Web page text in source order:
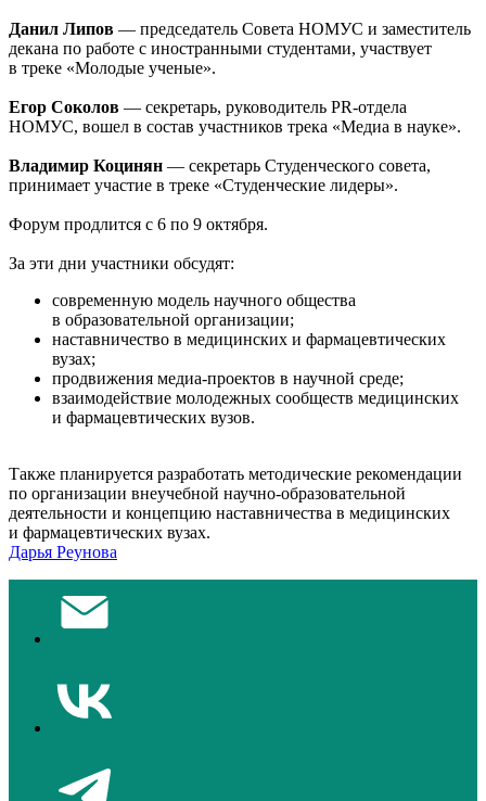
Данил Липов — председатель Совета НОМУС и заместитель
декана по работе с иностранными студентами, участвует
в треке «Молодые ученые».
Егор Соколов — секретарь, руководитель PR-отдела
НОМУС, вошел в состав участников трека «Медиа в науке».
Владимир Коцинян — секретарь Студенческого совета,
принимает участие в треке «Студенческие лидеры».
Форум продлится с 6 по 9 октября.
За эти дни участники обсудят:
современную модель научного общества
в образовательной организации;
наставничество в медицинских и фармацевтических
вузах;
продвижения медиа-проектов в научной среде;
взаимодействие молодежных сообществ медицинских
и фармацевтических вузов.
Также планируется разработать методические рекомендации
по организации внеучебной научно-образовательной
деятельности и концепцию наставничества в медицинских
и фармацевтических вузах.
Дарья Реунова